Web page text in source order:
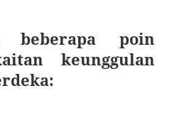
beberapa poin
keunggulan